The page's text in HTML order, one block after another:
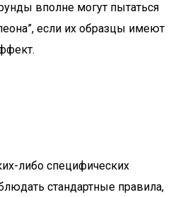
вполне могут пытаться
если их образцы имеют
либо специфических
стандартные правила,